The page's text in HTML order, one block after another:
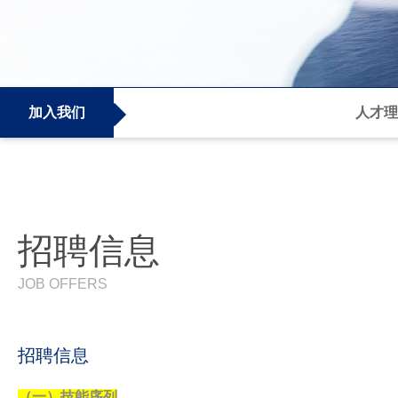
加入我们 人才
招聘信息
JOB OFFERS
招聘信息